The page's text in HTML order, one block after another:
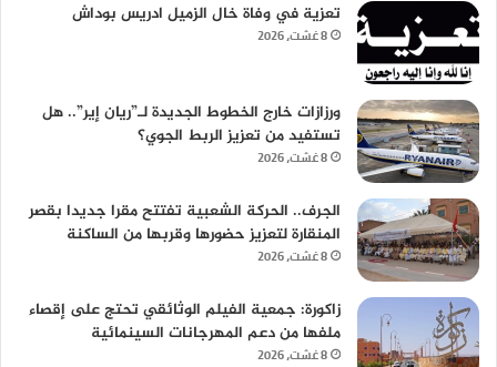
تعزية في وفاة خال الزميل ادريس بوداش
8 غشت، 2026
ورزازات خارج الخطوط الجديدة لـ”ريان إير”.. هل
تستفيد من تعزيز الربط الجوي؟
8 غشت، 2026
الجرف.. الحركة الشعبية تفتتح مقرا جديدا بقصر
المنقارة لتعزيز حضورها وقربها من الساكنة
8 غشت، 2026
زاكورة: جمعية الفيلم الوثائقي تحتج على إقصاء
ملفها من دعم المهرجانات السينمائية
8 غشت، 2026